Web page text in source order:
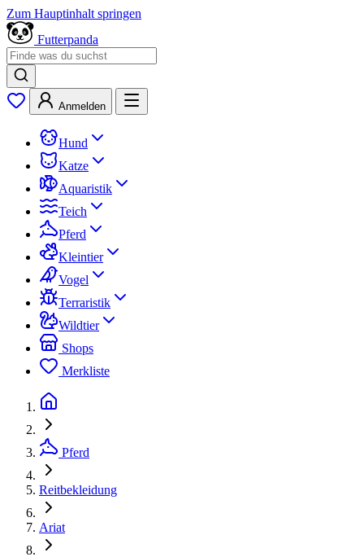
Zum Hauptinhalt springen
Futterpanda
Anmelden
Hund
Katze
Aquaristik
Teich
Pferd
Kleintier
Vogel
Terraristik
Wildtier
Shops
Merkliste
Pferd
Reitbekleidung
Ariat